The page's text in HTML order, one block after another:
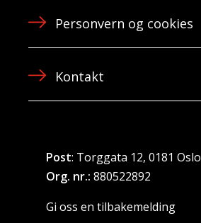
Personvern og cookies
Kontakt
Post: Torggata 12, 0181 Oslo
Org. nr.: 880522892
Gi oss en tilbakemelding